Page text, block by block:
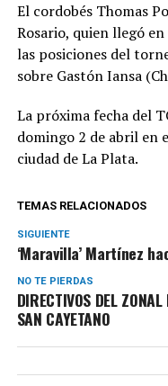
El cordobés Thomas
Rosario, quien llegó
las posiciones del
sobre Gastón Iansa
La próxima fecha del
domingo 2 de abril en
ciudad de La Plata.
TEMAS RELACIONADOS
SIGUIENTE
‘Maravilla’ Martínez
NO TE PIERDAS
DIRECTIVOS DEL
SAN CAYETANO